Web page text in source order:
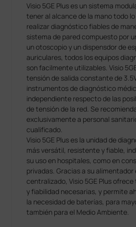
Visio 5GE Plus es un sistema
tener al alcance de la mano todo
realizar diagnóstico fiables de
sistema de pared compuesto por
un otoscopio y un dispensdor de
auriculares, todos los equipos
son facilmente utilizables. Visio
tensión de salida constante de
instrumentos de diagnóstico
independiente respecto de las
de tensión de la red. Se
exclusivamente a personal
cualificado.
Visio 5GE Plus es la unidad de
más versátil, resistente y fiable,
su uso en hospitales, como en
privadas. Gracias a su
centralizado, Visio 5GE Plus
y fiabilidad necesarias, y permite
la necesidad de baterías, para
también para el Medio Ambiente.